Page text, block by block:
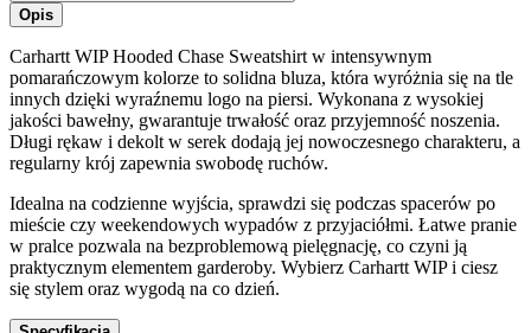
Opis
Carhartt WIP Hooded Chase Sweatshirt w intensywnym
pomarańczowym kolorze to solidna bluza, która wyróżnia się na tle
innych dzięki wyraźnemu logo na piersi. Wykonana z wysokiej
jakości bawełny, gwarantuje trwałość oraz przyjemność noszenia.
Długi rękaw i dekolt w serek dodają jej nowoczesnego charakteru, a
regularny krój zapewnia swobodę ruchów.
Idealna na codzienne wyjścia, sprawdzi się podczas spacerów po
mieście czy weekendowych wypadów z przyjaciółmi. Łatwe pranie
w pralce pozwala na bezproblemową pielęgnację, co czyni ją
praktycznym elementem garderoby. Wybierz Carhartt WIP i ciesz
się stylem oraz wygodą na co dzień.